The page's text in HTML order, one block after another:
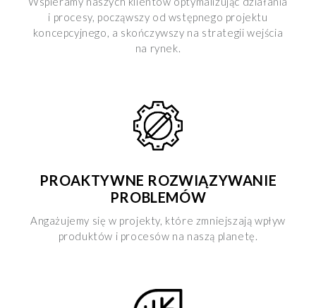
i dettagli ” puoi vedere nel dettaglio le finalità dei singoli
cookie e le terze parti che installano i cookie tramite il
presente sito. Puoi gestire in maniera del tutto autonoma i
per visualizzare l’Informativa Privacy.
i procesy, począwszy od wstępnego projektu
koncepcyjnego, a skończywszy na strategii wejścia
na rynek.
PROAKTYWNE ROZWIĄZYWANIE
PROBLEMÓW
Angażujemy się w projekty, które zmniejszają wpływ
produktów i procesów na naszą planetę.